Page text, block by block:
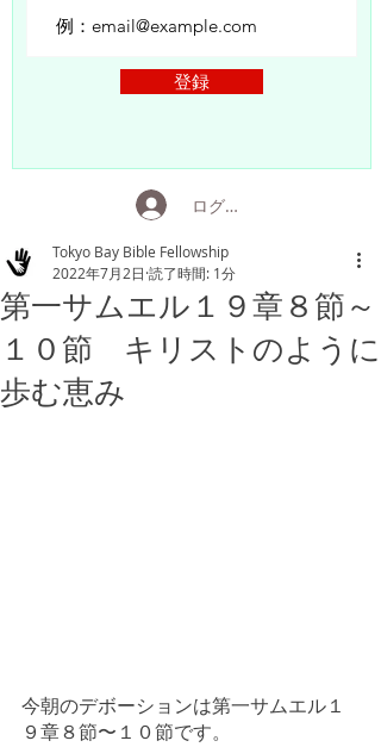
登録
ログイン
第一サムエル１９章８節～
１０節 キリストのように
歩む恵み
Tokyo Bay Bible Fellowship
2022年7月2日 読了時間: 1分
今朝のデボーションは第一サムエル１
９章８節〜１０節です。